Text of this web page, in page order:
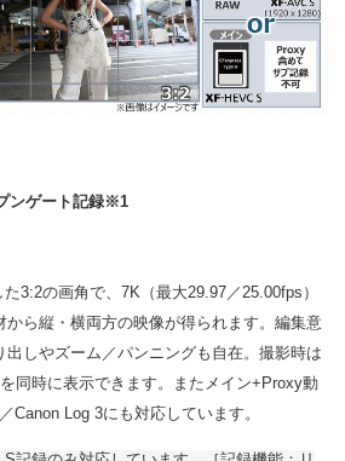
ンゲート記録※1
3:2の画角で、7K（最大29.97／25.00fps）
から縦・横両方の映像が得られます。編集意
出しやズーム／パンニングも自在。撮影時は
同時に表示できます。またメイン+Proxy動
Log 3にも対応しています。